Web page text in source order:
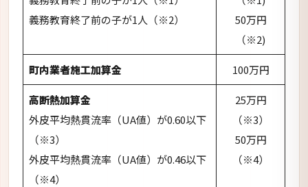
（※4）
町外からの転入（※5）
町内からの転居（※6）
10万円
（※5）
5万円
（※6）
申請期間